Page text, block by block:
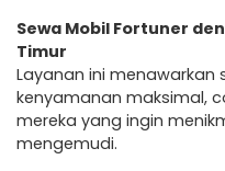
Sewa Mobil Fortuner
Timur
Layanan ini menawarkan
kenyamanan maksimal,
mereka yang ingin
mengemudi.